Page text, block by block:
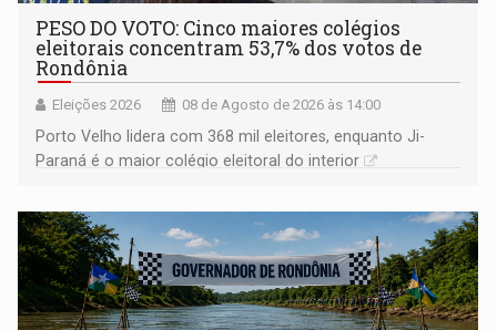
PESO DO VOTO: Cinco maiores colégios
eleitorais concentram 53,7% dos votos de
Rondônia
Eleições 2026 08 de Agosto de 2026 às 14:00
Porto Velho lidera com 368 mil eleitores, enquanto Ji-
Paraná é o maior colégio eleitoral do interior